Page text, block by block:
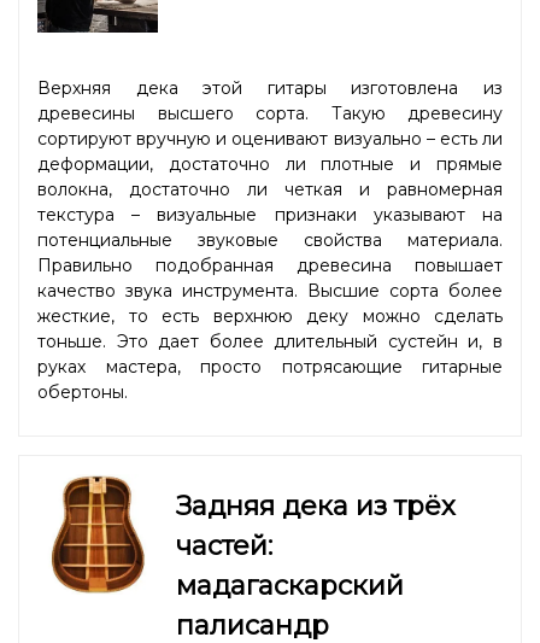
Верхняя дека этой гитары изготовлена из
древесины высшего сорта. Такую древесину
сортируют вручную и оценивают визуально – есть ли
деформации, достаточно ли плотные и прямые
волокна, достаточно ли четкая и равномерная
текстура – визуальные признаки указывают на
потенциальные звуковые свойства материала.
Правильно подобранная древесина повышает
качество звука инструмента. Высшие сорта более
жесткие, то есть верхнюю деку можно сделать
тоньше. Это дает более длительный сустейн и, в
руках мастера, просто потрясающие гитарные
обертоны.
Задняя дека из трёх
частей:
мадагаскарский
палисандр